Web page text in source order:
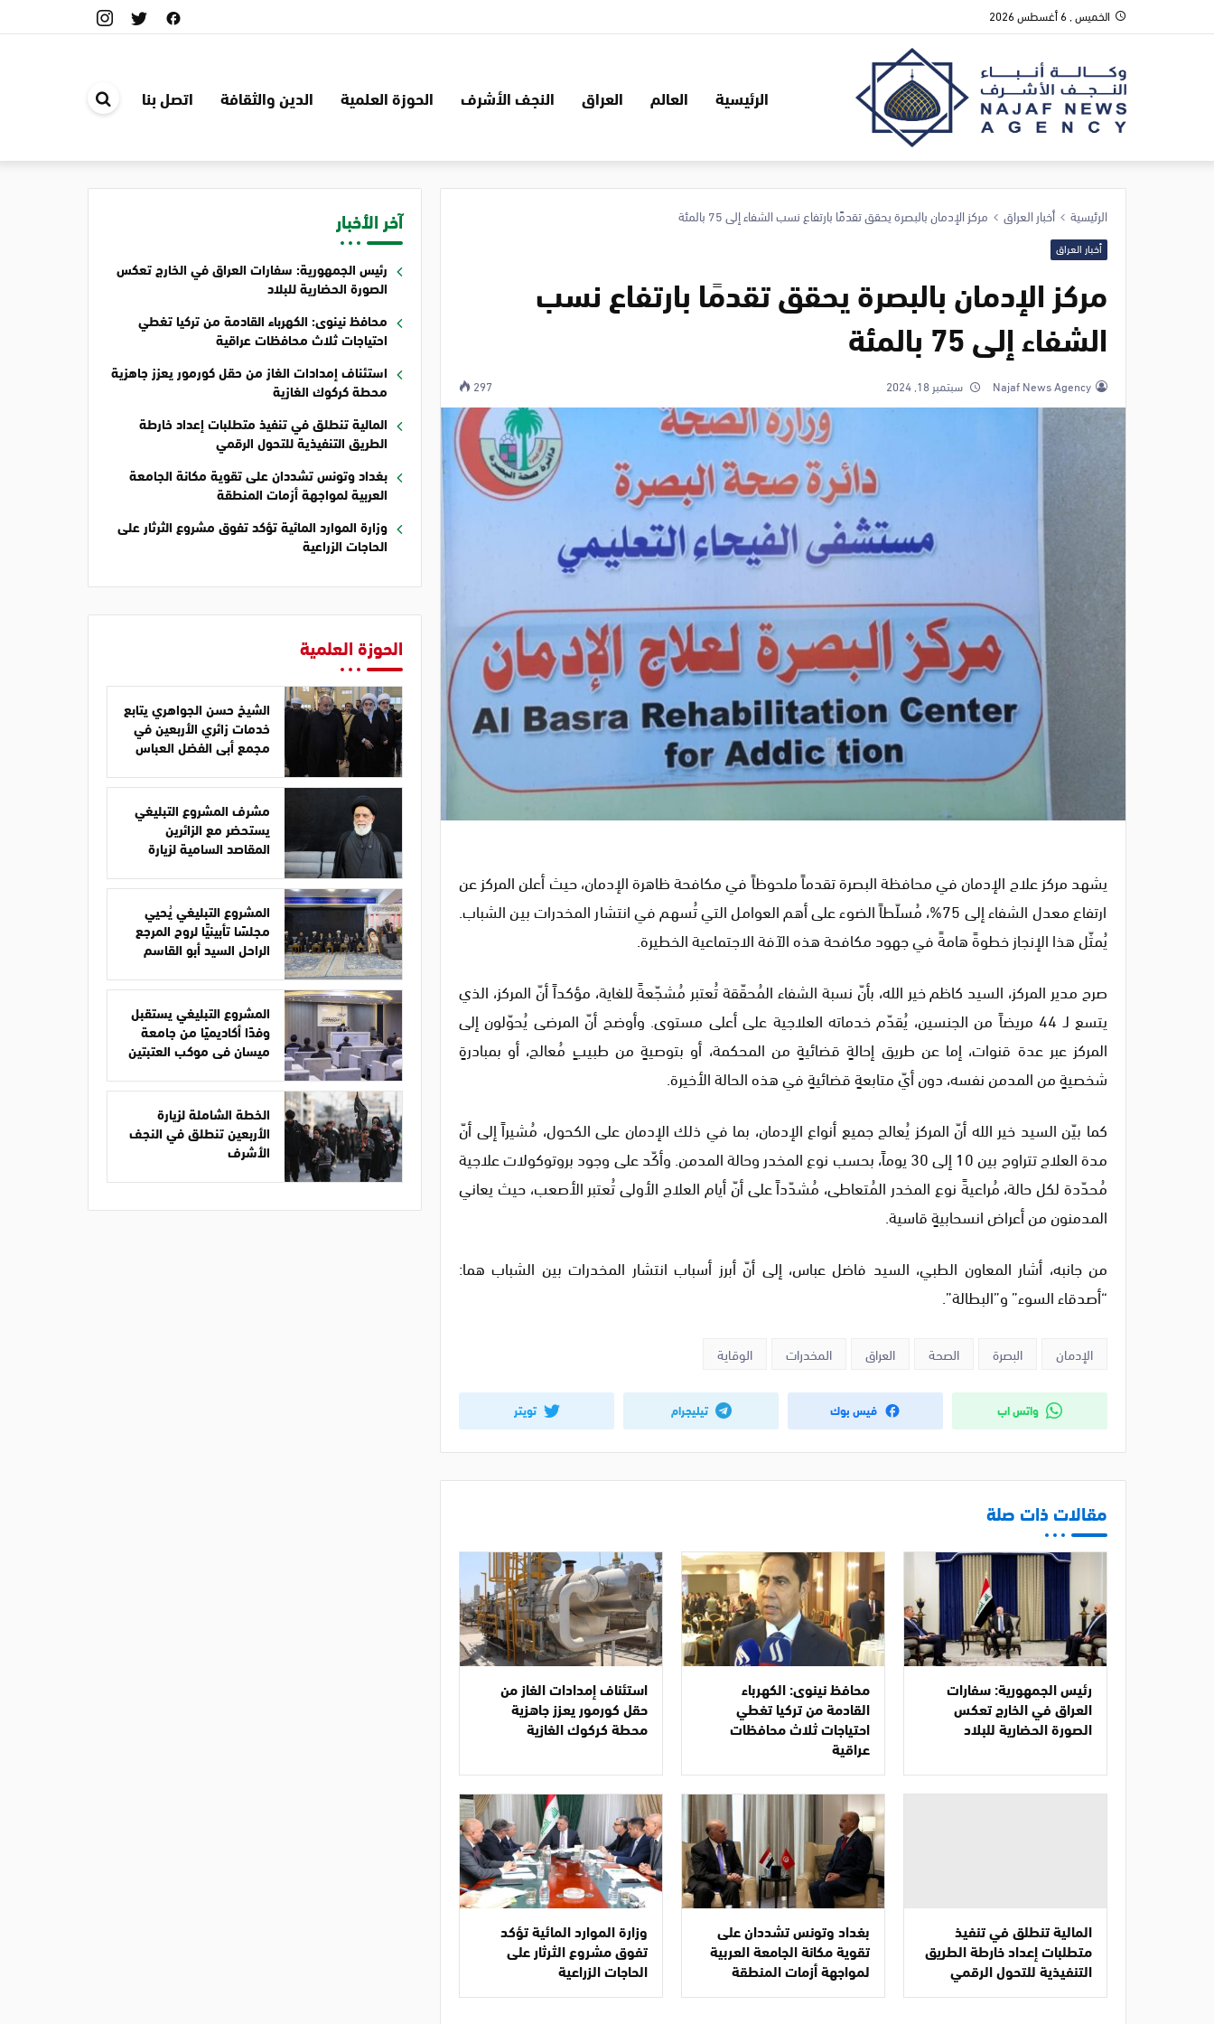
الخميس , 6 أغسطس 2026
الرئيسية العالم العراق النجف الأشرف الحوزة العلمية الدين والثقافة اتصل بنا
الموقع
الرئيسية أخبار العراق مركز الإدمان بالبصرة يحقق تقدمًا بارتفاع نسب الشفاء إلى 75‎ بالمئة
أخبار العراق
مركز الإدمان بالبصرة يحقق تقدمًا بارتفاع نسب
الشفاء إلى 75‎ بالمئة
Najaf News Agency سبتمبر 18, 2024 297
يشهد مركز علاج الإدمان في محافظة البصرة تقدماً ملحوظاً في مكافحة ظاهرة الإدمان، حيث أعلن المركز عن
ارتفاع معدل الشفاء إلى 75%، مُسلّطاً الضوء على أهم العوامل التي تُسهم في انتشار المخدرات بين الشباب.
يُمثّل هذا الإنجاز خطوةً هامةً في جهود مكافحة هذه الآفة الاجتماعية الخطيرة.
صرح مدير المركز، السيد كاظم خير الله، بأنّ نسبة الشفاء المُحقّقة تُعتبر مُشجّعةً للغاية، مؤكداً أنّ المركز، الذي
يتسع لـ 44 مريضاً من الجنسين، يُقدّم خدماته العلاجية على أعلى مستوى. وأوضح أنّ المرضى يُحوّلون إلى
المركز عبر عدة قنوات، إما عن طريق إحالةٍ قضائيةٍ من المحكمة، أو بتوصيةٍ من طبيبٍ مُعالج، أو بمبادرةٍ
شخصيةٍ من المدمن نفسه، دون أيّ متابعةٍ قضائيةٍ في هذه الحالة الأخيرة.
كما بيّن السيد خير الله أنّ المركز يُعالج جميع أنواع الإدمان، بما في ذلك الإدمان على الكحول، مُشيراً إلى أنّ
مدة العلاج تتراوح بين 10 إلى 30 يوماً، بحسب نوع المخدر وحالة المدمن. وأكّد على وجود بروتوكولات علاجية
مُحدّدة لكل حالة، مُراعيةً نوع المخدر المُتعاطى، مُشدّداً على أنّ أيام العلاج الأولى تُعتبر الأصعب، حيث يعاني
المدمنون من أعراض انسحابيةٍ قاسية.
من جانبه، أشار المعاون الطبي، السيد فاضل عباس، إلى أنّ أبرز أسباب انتشار المخدرات بين الشباب هما:
“أصدقاء السوء” و”البطالة”.
الإدمان البصرة الصحة العراق المخدرات الوقاية
واتس اب فيس بوك تيليجرام تويتر
مقالات ذات صلة
رئيس الجمهورية: سفارات
العراق في الخارج تعكس
الصورة الحضارية للبلاد
محافظ نينوى: الكهرباء
القادمة من تركيا تغطي
احتياجات ثلاث محافظات
عراقية
استئناف إمدادات الغاز من
حقل كورمور يعزز جاهزية
محطة كركوك الغازية
المالية تنطلق في تنفيذ
متطلبات إعداد خارطة الطريق
التنفيذية للتحول الرقمي
بغداد وتونس تشددان على
تقوية مكانة الجامعة العربية
لمواجهة أزمات المنطقة
وزارة الموارد المائية تؤكد
تفوق مشروع الثرثار على
الحاجات الزراعية
آخر الأخبار
رئيس الجمهورية: سفارات العراق في الخارج تعكس
الصورة الحضارية للبلاد
محافظ نينوى: الكهرباء القادمة من تركيا تغطي
احتياجات ثلاث محافظات عراقية
استئناف إمدادات الغاز من حقل كورمور يعزز جاهزية
محطة كركوك الغازية
المالية تنطلق في تنفيذ متطلبات إعداد خارطة
الطريق التنفيذية للتحول الرقمي
بغداد وتونس تشددان على تقوية مكانة الجامعة
العربية لمواجهة أزمات المنطقة
وزارة الموارد المائية تؤكد تفوق مشروع الثرثار على
الحاجات الزراعية
الحوزة العلمية
الشيخ حسن الجواهري يتابع
خدمات زائري الأربعين في
مجمع أبي الفضل العباس
مشرف المشروع التبليغي
يستحضر مع الزائرين
المقاصد السامية لزيارة
المشروع التبليغي يُحيي
مجلسًا تأبينيًّا لروح المرجع
الراحل السيد أبو القاسم
المشروع التبليغي يستقبل
وفدًا أكاديميًا من جامعة
ميسان في موكب العتبتين
الخطة الشاملة لزيارة
الأربعين تنطلق في النجف
الأشرف